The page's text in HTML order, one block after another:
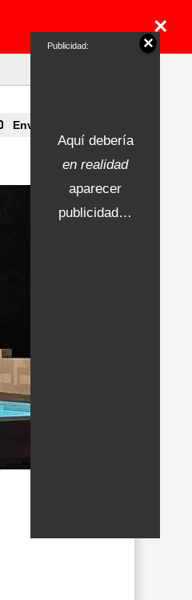
×
Enviar propiedad
Publicidad:
Aquí debería
en realidad
aparecer
publicidad…
×